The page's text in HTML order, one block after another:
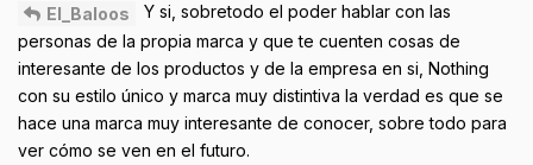
El_Baloos
Y si, sobretodo el poder hablar con las
personas de la propia marca y que te cuenten cosas de
interesante de los productos y de la empresa en si, Nothing
con su estilo único y marca muy distintiva la verdad es que se
hace una marca muy interesante de conocer, sobre todo para
ver cómo se ven en el futuro.